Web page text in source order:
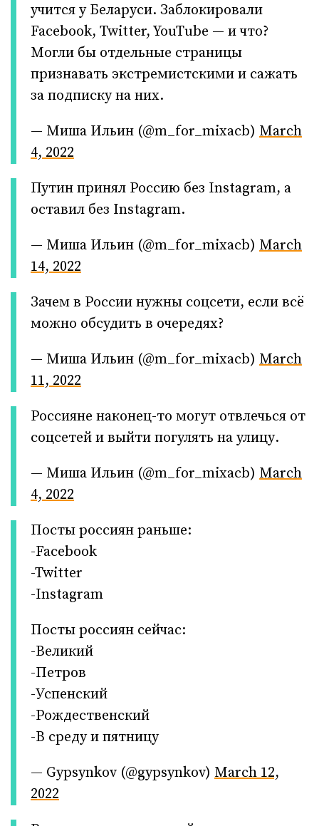
учится у Беларуси. Заблокировали
Facebook, Twitter, YouTube — и что?
Могли бы отдельные страницы
признавать экстремистскими и сажать
за подписку на них.
— Миша Ильин (@m_for_mixacb) March
4, 2022
Путин принял Россию без Instagram, а
оставил без Instagram.
— Миша Ильин (@m_for_mixacb) March
14, 2022
Зачем в России нужны соцсети, если всё
можно обсудить в очередях?
— Миша Ильин (@m_for_mixacb) March
11, 2022
Россияне наконец-то могут отвлечься от
соцсетей и выйти погулять на улицу.
— Миша Ильин (@m_for_mixacb) March
4, 2022
Посты россиян раньше:
-Facebook
-Twitter
-Instagram
Посты россиян сейчас:
-Великий
-Петров
-Успенский
-Рождественский
-В среду и пятницу
— Gypsуnkov (@gypsynkov) March 12,
2022